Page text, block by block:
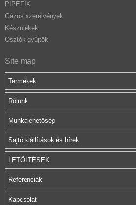
PIPEFIX
Gázos szerelvények
Készülékek
Osztók-gyűjtők
Site map
Termékek
Rólunk
Munkalehetőség
Sajtó kiállítások és hírek
LETÖLTÉSEK
Referenciák
Kapcsolat